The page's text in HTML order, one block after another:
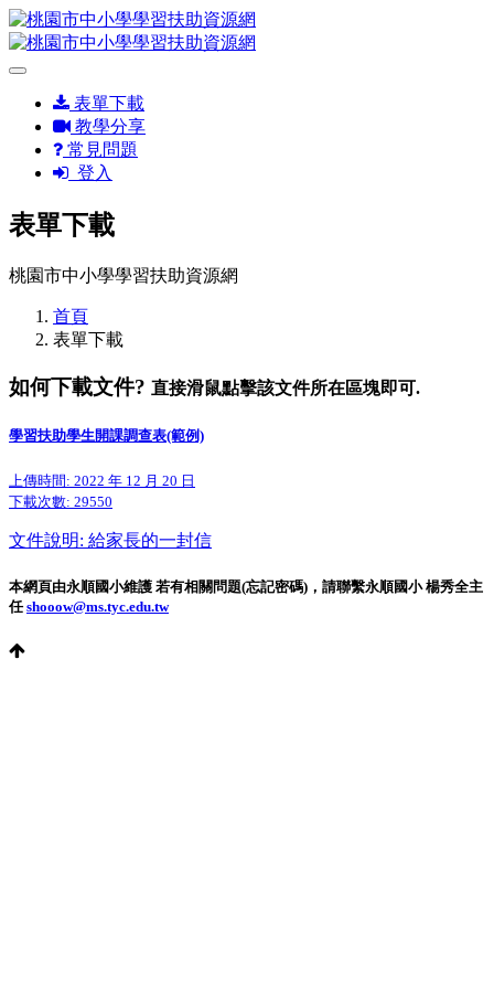
表單下載
教學分享
常見問題
登入
表單下載
桃園市中小學學習扶助資源網
首頁
表單下載
如何下載文件? 直接滑鼠點擊該文件所在區塊即可.
學習扶助學生開課調查表(範例)
上傳時間: 2022 年 12 月 20 日
下載次數: 29550
文件說明: 給家長的一封信
本網頁由永順國小維護 若有相關問題(忘記密碼)，請聯繫永順國小 楊秀全主
任shooow@ms.tyc.edu.tw